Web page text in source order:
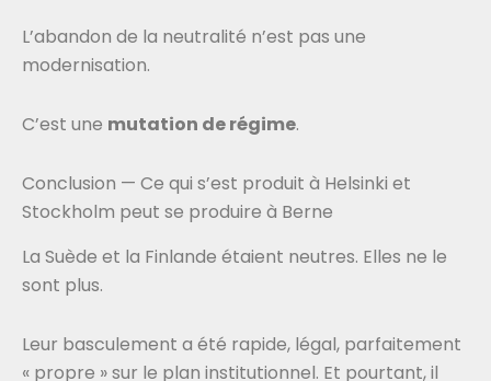
L’abandon de la neutralité n’est pas une
modernisation.
C’est une mutation de régime.
Conclusion — Ce qui s’est produit à Helsinki et
Stockholm peut se produire à Berne
La Suède et la Finlande étaient neutres. Elles ne le
sont plus.
Leur basculement a été rapide, légal, parfaitement
« propre » sur le plan institutionnel. Et pourtant, il